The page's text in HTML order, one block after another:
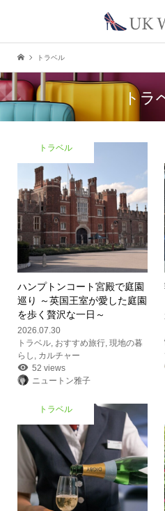
トラベル
トラ
トラベル
ハンプトンコート宮殿で庭園
巡り ～英国王室が愛した庭園
を歩く贅沢な一日～
2026.07.30
トラベル, おすすめ旅行, 現地の暮
らし
カルチャー
52 views
ニュートン雅子
トラベル